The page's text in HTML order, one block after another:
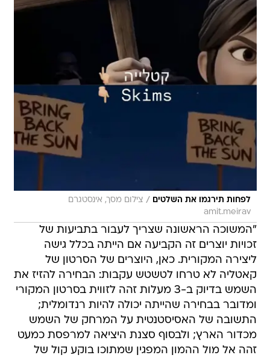
לפחות תירגמו את השלטים / צילום מסך, אינסטגרם
amit.meirav
"המשוכה הראשונה שצריך לעבור בתביעות של
זכויות יוצרים זה הקביעה אם הייתה בכלל גישה
ליצירה המקורית. כאן, היוצרים של הסרטון של
קאטליה לא טרחו לטשטש עקבות: הבחירה להזיז את
השמש בדיוק ב-3 מעלות זהה לזווית בסרטון המקורי
ומדובר בבחירה שהייתה יכולה להיות רנדומלית;
התשובה של האסיסטנטית על המרחק של השמש
מכדור הארץ; ולבסוף סצנת היציאה למרפסת כמעט
זהה אל מול ההמון המפגין שמתוכו בוקע קול של